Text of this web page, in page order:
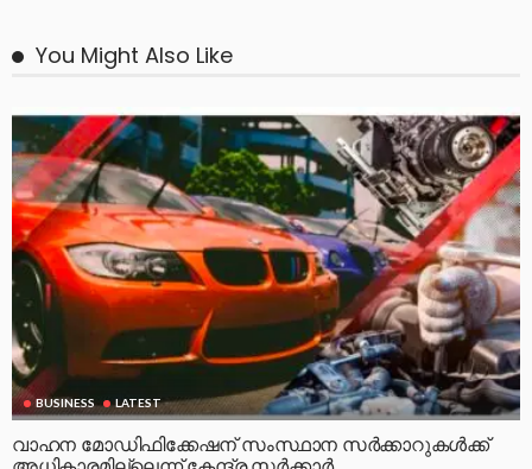
You Might Also Like
BUSINESS LATEST
വാഹന മോഡിഫിക്കേഷന് സംസ്ഥാന സർക്കാറുകൾക്ക്